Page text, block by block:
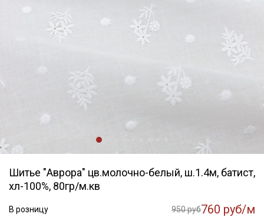
Шитье "Аврора" цв.молочно-белый, ш.1.4м, батист,
хл-100%, 80гр/м.кв
В розницу 950 руб760 руб/м